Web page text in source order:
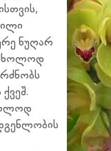
ნუღარ